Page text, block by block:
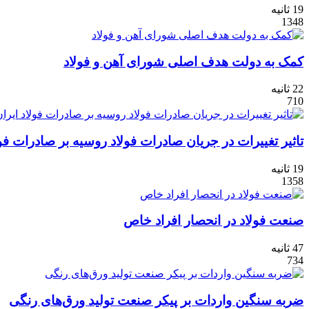
19 ثانیه
1348
کمک به دولت هدف اصلی شورای آهن و فولاد
22 ثانیه
710
تاثیر تغییرات در جریان صادرات فولاد روسیه بر صادرات
19 ثانیه
1358
صنعت فولاد در انحصار افراد خاص
47 ثانیه
734
ضربه سنگین واردات بر پیکر صنعت تولید ورق‏‏‌های رنگی